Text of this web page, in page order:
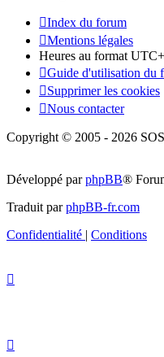
Index du forum
Mentions légales
Heures au format
Guide d'utilisation du
Supprimer les cookies
Nous contacter
Copyright © 2005 - 2026
Développé parphpBB®
Traduit parphpBB-fr.com
Confidentialité | Conditions